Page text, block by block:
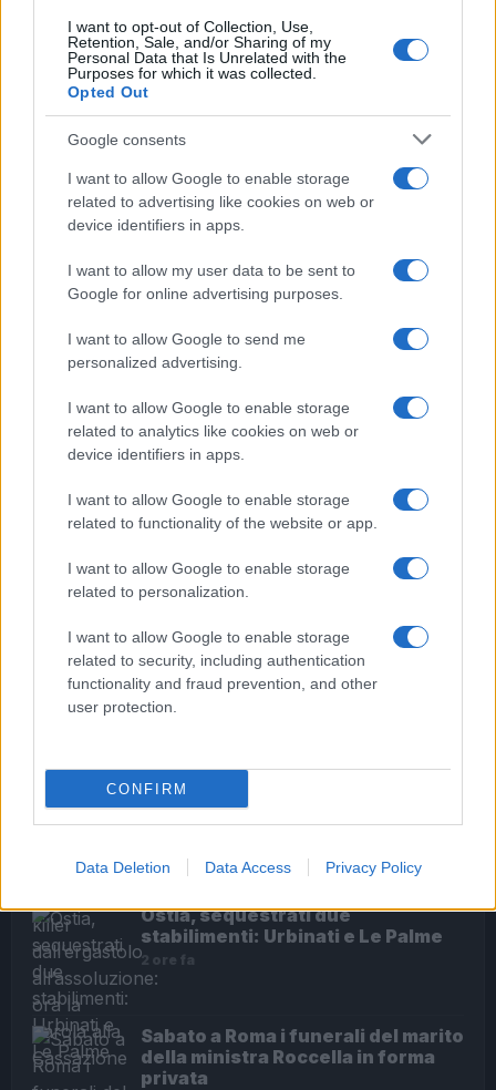
I want to opt-out of Collection, Use,
Retention, Sale, and/or Sharing of my
Personal Data that Is Unrelated with the
Purposes for which it was collected.
Opted Out
Google consents
I want to allow Google to enable storage
related to advertising like cookies on web or
device identifiers in apps.
I want to allow my user data to be sent to
Google for online advertising purposes.
I want to allow Google to send me
personalized advertising.
I want to allow Google to enable storage
related to analytics like cookies on web or
device identifiers in apps.
I want to allow Google to enable storage
related to functionality of the website or app.
I want to allow Google to enable storage
related to personalization.
I want to allow Google to enable storage
related to security, including authentication
functionality and fraud prevention, and other
user protection.
CONFIRM
Data Deletion Data Access Privacy Policy
ARTICOLI CORRELATI
Fiumicino, squalo attacca un pescatore: attimi di
terrore sul lungomare romano
UFFICIALE: il Lazio torna in zona rossa. Approvato il
nuovo decreto legge anti-Covid
ROMA Infermiere ruba materiale sanitario: arrestato
Sette anni fa l’omicidio Diabolik, il
presunto killer dall’ergastolo
all’assoluzione: ora la parola alla
32 minuti fa
Ostia, sequestrati due
stabilimenti: Urbinati e Le Palme
2 ore fa
Sabato a Roma i funerali del marito
della ministra Roccella in forma
privata